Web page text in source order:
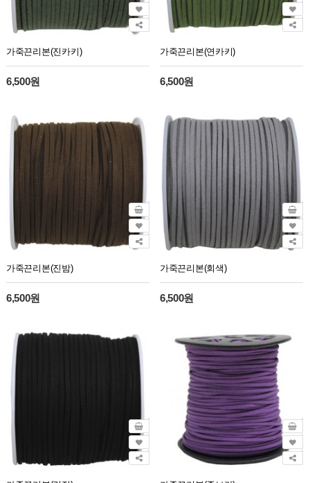
가죽끈리본(진카키)
6,500원
가죽끈리본(연카키)
6,500원
가죽끈리본(진밤)
6,500원
가죽끈리본(회색)
6,500원